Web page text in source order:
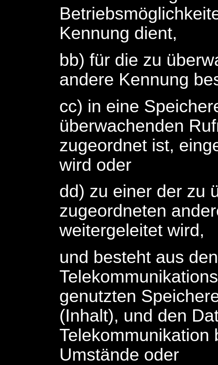
Kennung dient,
bb) für die zu
andere Kennung
cc) in eine
überwachenden
zugeordnet ist,
wird oder
dd) zu einer der zu
zugeordneten
weitergeleitet wird,
und besteht aus
genutzten
(Inhalt), und den
Telekommunikation
Umstände oder